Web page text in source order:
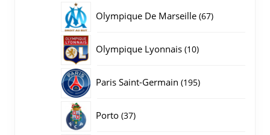
Olympique De Marseille 6767
Olympique Lyonnais 1010
Paris Saint-Germain 195195
Porto 3737